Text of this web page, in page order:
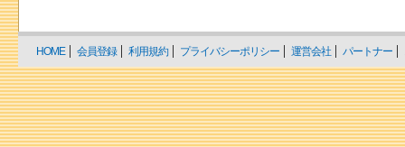
HOME 会員登録 利用規約 プライバシーポリシー 運営会社 パートナー